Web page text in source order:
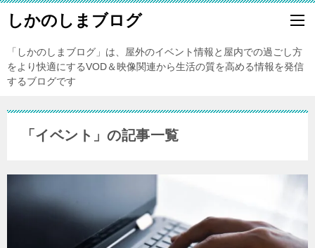
しかのしまブログ
「しかのしまブログ」は、屋外のイベント情報と屋内での過ごし方
をより快適にするVOD＆映像関連から生活の質を高める情報を発信
するブログです
「イベント」の記事一覧